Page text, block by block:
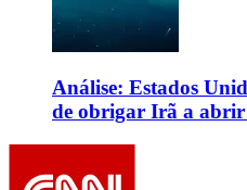
Análise: Estados
de obrigar Irã a